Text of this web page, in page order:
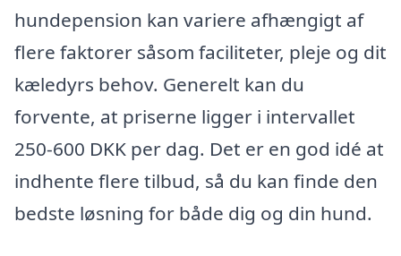
hundepension kan variere afhængigt af
flere faktorer såsom faciliteter, pleje og dit
kæledyrs behov. Generelt kan du
forvente, at priserne ligger i intervallet
250-600 DKK per dag. Det er en god idé at
indhente flere tilbud, så du kan finde den
bedste løsning for både dig og din hund.